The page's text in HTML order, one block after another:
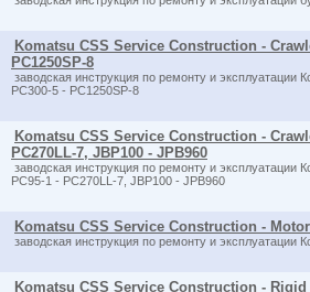
Komatsu CSS Service Construction -
PC1250SP-8
заводская инструкция по ремонту и эксплуатации
PC300-5 - PC1250SP-8
Komatsu CSS Service Construction -
PC270LL-7, JBP100 - JPB960
заводская инструкция по ремонту и эксплуатации
PC95-1 - PC270LL-7, JBP100 - JPB960
Komatsu CSS Service Construction -
заводская инструкция по ремонту и эксплуатации
Komatsu CSS Service Construction -